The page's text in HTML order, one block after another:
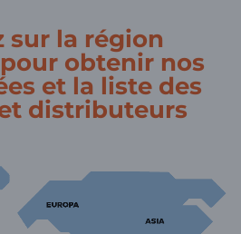
sur la région
obtenir nos
et la liste des
distributeurs